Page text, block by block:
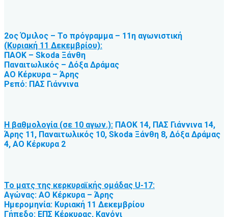
2ος Όμιλος – Το πρόγραμμα – 11η αγωνιστική
(Κυριακή 11 Δεκεμβρίου):
ΠΑΟΚ – Skoda Ξάνθη
Παναιτωλικός – Δόξα Δράμας
ΑΟ Κέρκυρα – Άρης
Ρεπό: ΠΑΣ Γιάννινα
Η βαθμολογία (σε 10 αγων.): ΠΑΟΚ 14, ΠΑΣ Γιάννινα 14,
Άρης 11, Παναιτωλικός 10, Skoda Ξάνθη 8, Δόξα Δράμας
4, ΑΟ Κέρκυρα 2
Το ματς της κερκυραϊκής ομάδας U-17:
Αγώνας: ΑΟ Κέρκυρα – Άρης
Ημερομηνία: Κυριακή 11 Δεκεμβρίου
Γήπεδο: ΕΠΣ Κέρκυρας, Κανόνι